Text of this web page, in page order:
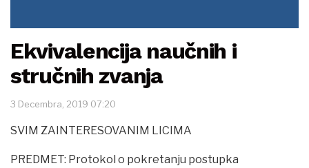
Ekvivalencija naučnih i
stručnih zvanja
3 Decembra, 2019 07:20
SVIM ZAINTERESOVANIM LICIMA
PREDMET: Protokol o pokretanju postupka